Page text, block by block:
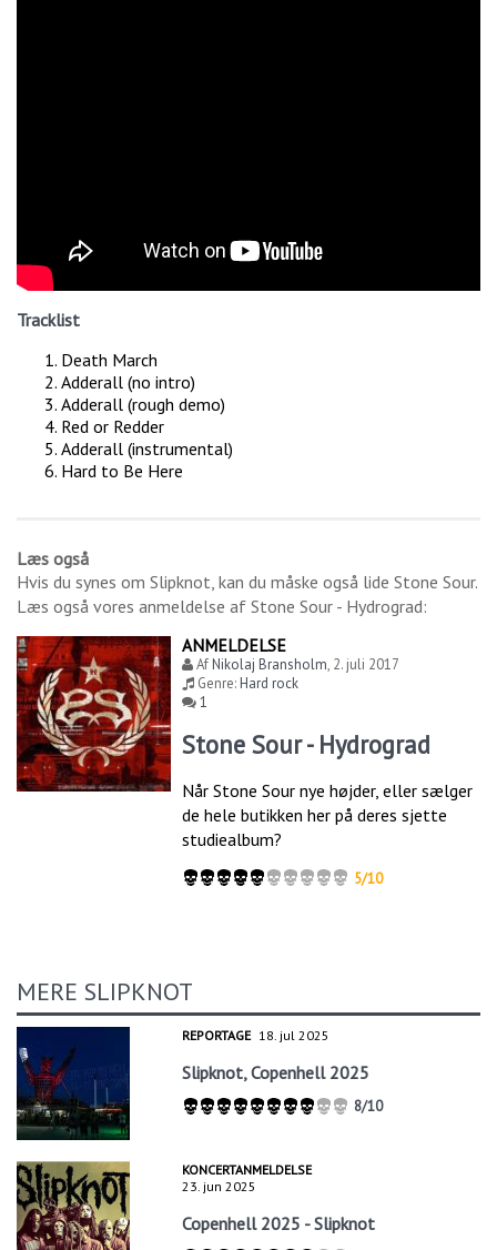
Tracklist
Death March
Adderall (no intro)
Adderall (rough demo)
Red or Redder
Adderall (instrumental)
Hard to Be Here
Læs også
Hvis du synes om Slipknot, kan du måske også lide Stone Sour.
Læs også vores anmeldelse af Stone Sour - Hydrograd:
ANMELDELSE
AfNikolaj Bransholm, 2. juli 2017
Genre:Hard rock
1
Stone Sour - Hydrograd
Når Stone Sour nye højder, eller sælger
de hele butikken her på deres sjette
studiealbum?
5/10
MERE SLIPKNOT
REPORTAGE 18. jul 2025
Slipknot, Copenhell 2025
8/10
KONCERTANMELDELSE
23. jun 2025
Copenhell 2025 - Slipknot